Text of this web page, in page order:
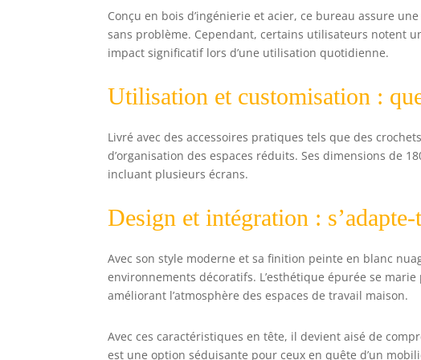
Conçu en bois d’ingénierie et acier, ce bureau assure
sans problème. Cependant, certains utilisateurs notent
impact significatif lors d’une utilisation quotidienne.
Utilisation et customisation :
Livré avec des accessoires pratiques tels que des
d’organisation des espaces réduits. Ses dimensions de
incluant plusieurs écrans.
Design et intégration :
Avec son style moderne et sa finition peinte en blanc
environnements décoratifs. L’esthétique épurée se
améliorant l’atmosphère des espaces de travail maison.
Avec ces caractéristiques en tête, il devient aisé de
est une option séduisante pour ceux en quête d’un